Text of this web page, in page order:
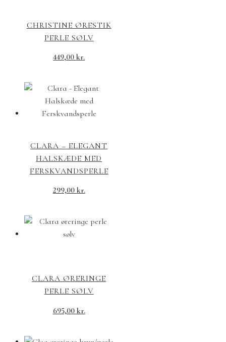
CHRISTINE ØRESTIK
PERLE SØLV
449,00kr.
CLARA – ELEGANT
HALSKÆDE MED
FERSKVANDSPERLE
299,00 kr.
CLARA ØRERINGE
PERLE SØLV
695,00 kr.